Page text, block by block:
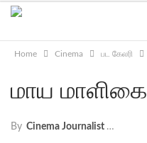
Home Cinema பட கேலரி
மாய மாளிகை
By Cinema Journalist Union